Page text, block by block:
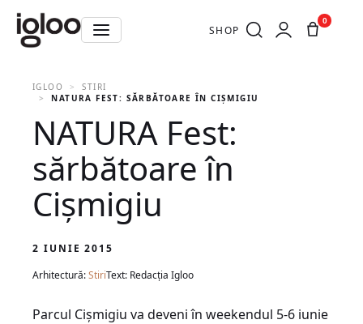
SHOP
0
IGLOO
STIRI
NATURA FEST: SĂRBĂTOARE ÎN CIȘMIGIU
NATURA Fest:
sărbătoare în
Cișmigiu
2 IUNIE 2015
Arhitectură:StiriText: Redacția Igloo
Parcul Cișmigiu va deveni în weekendul 5-6 iunie